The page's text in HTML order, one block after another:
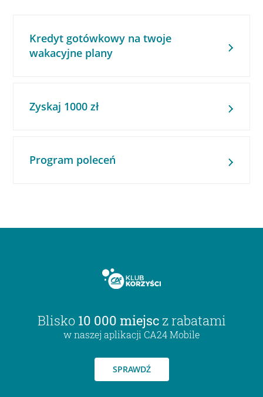
Kredyt gotówkowy na twoje
wakacyjne plany
Zyskaj 1000 zł
Program poleceń
Blisko 10 000 miejsc z rabatami
w naszej aplikacji CA24 Mobile
SPRAWDŹ